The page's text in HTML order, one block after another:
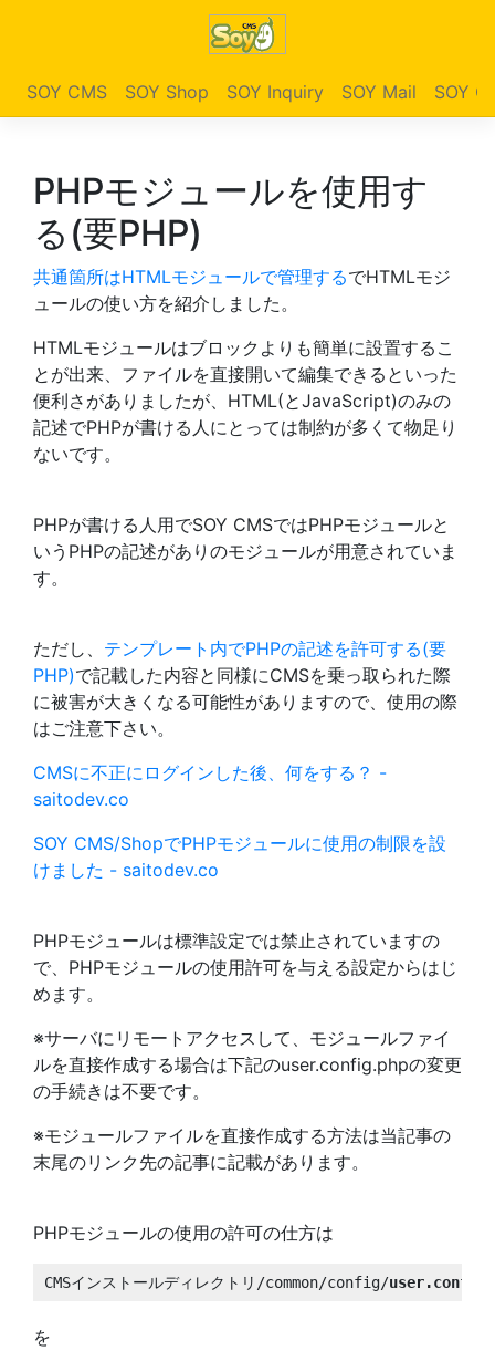
SOY CMS SOY Shop SOY Inquiry SOY Mail SOY
PHPモジュールを使用す
る(要PHP)
共通箇所はHTMLモジュールで管理するでHTMLモジ
ュールの使い方を紹介しました。
HTMLモジュールはブロックよりも簡単に設置するこ
とが出来、ファイルを直接開いて編集できるといった
便利さがありましたが、HTML(とJavaScript)のみの
記述でPHPが書ける人にとっては制約が多くて物足り
ないです。
PHPが書ける人用でSOY CMSではPHPモジュールと
いうPHPの記述がありのモジュールが用意されていま
す。
ただし、 テンプレート内でPHPの記述を許可する(要
PHP)で記載した内容と同様にCMSを乗っ取られた際
に被害が大きくなる可能性がありますので、使用の際
はご注意下さい。
CMSに不正にログインした後、何をする？ -
saitodev.co
SOY CMS/ShopでPHPモジュールに使用の制限を設
けました - saitodev.co
PHPモジュールは標準設定では禁止されていますの
で、PHPモジュールの使用許可を与える設定からはじ
めます。
※サーバにリモートアクセスして、モジュールファイ
ルを直接作成する場合は下記のuser.config.phpの変更
の手続きは不要です。
※モジュールファイルを直接作成する方法は当記事の
末尾のリンク先の記事に記載があります。
PHPモジュールの使用の許可の仕方は
CMSインストールディレクトリ/common/config/
を